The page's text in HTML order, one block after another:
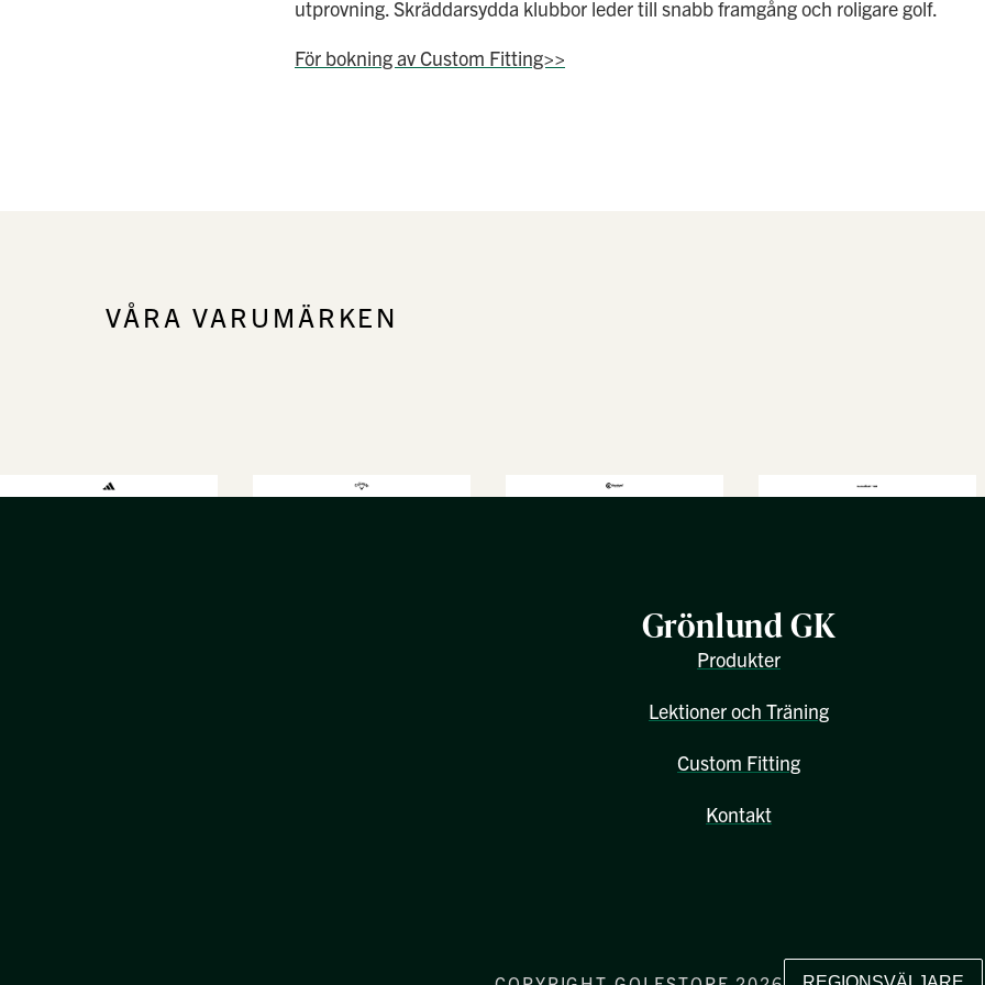
utprovning. Skräddarsydda klubbor leder till snabb framgång och roligare golf.
För bokning av Custom Fitting>>
VÅRA VARUMÄRKEN
Grönlund GK
Produkter
Lektioner och Träning
Custom Fitting
Kontakt